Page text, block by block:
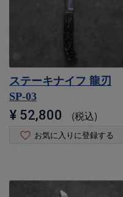
ステーキナイフ 龍刃
SP-03
¥ 52,800 税込
お気に入りに登録する